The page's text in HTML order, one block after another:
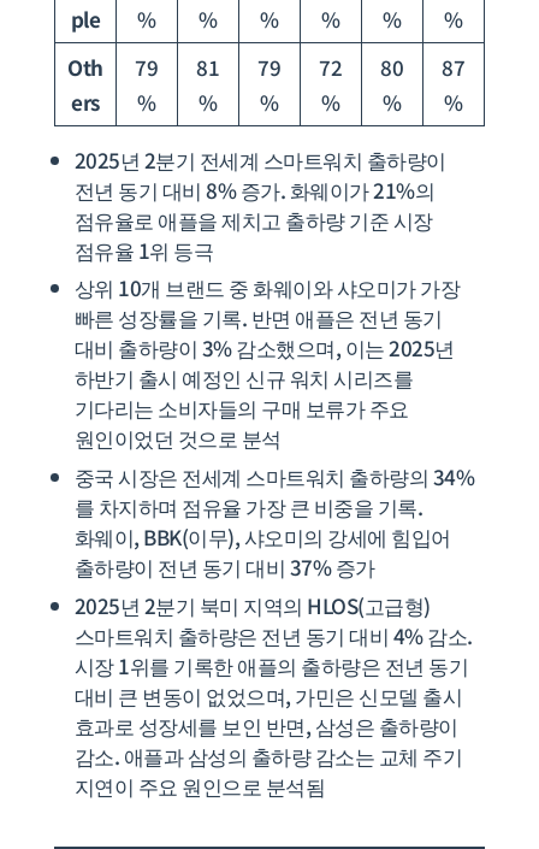
ple
%
%
%
%
%
%
Oth
ers
79
%
81
%
79
%
72
%
80
%
87
%
2025년 2분기 전세계 스마트워치 출하량이
전년 동기 대비 8% 증가. 화웨이가 21%의
점유율로 애플을 제치고 출하량 기준 시장
점유율 1위 등극
상위 10개 브랜드 중 화웨이와 샤오미가 가장
빠른 성장률을 기록. 반면 애플은 전년 동기
대비 출하량이 3% 감소했으며, 이는 2025년
하반기 출시 예정인 신규 워치 시리즈를
기다리는 소비자들의 구매 보류가 주요
원인이었던 것으로 분석
중국 시장은 전세계 스마트워치 출하량의 34%
를 차지하며 점유율 가장 큰 비중을 기록.
화웨이, BBK(이무), 샤오미의 강세에 힘입어
출하량이 전년 동기 대비 37% 증가
2025년 2분기 북미 지역의 HLOS(고급형)
스마트워치 출하량은 전년 동기 대비 4% 감소.
시장 1위를 기록한 애플의 출하량은 전년 동기
대비 큰 변동이 없었으며, 가민은 신모델 출시
효과로 성장세를 보인 반면, 삼성은 출하량이
감소. 애플과 삼성의 출하량 감소는 교체 주기
지연이 주요 원인으로 분석됨